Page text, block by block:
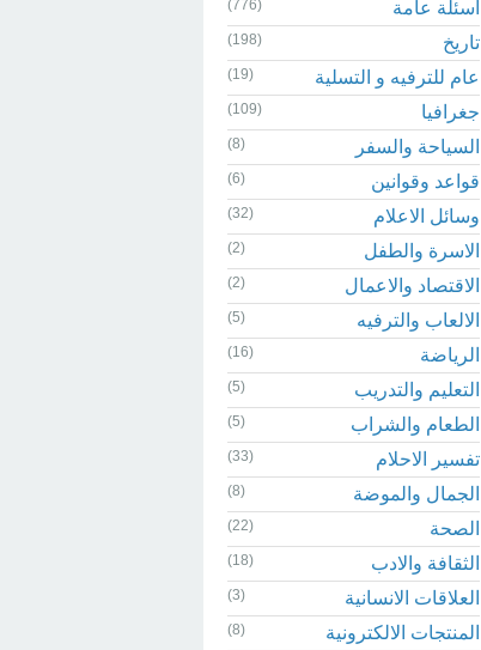
أسئلة عامة (776)
تاريخ (198)
عام للترفيه و التسلية (19)
جغرافيا (109)
السياحة والسفر (8)
قواعد وقوانين (6)
وسائل الاعلام (32)
الاسرة والطفل (2)
الاقتصاد والاعمال (2)
الالعاب والترفيه (5)
الرياضة (16)
التعليم والتدريب (5)
الطعام والشراب (5)
تفسير الاحلام (33)
الجمال والموضة (8)
الصحة (22)
الثقافة والادب (18)
العلاقات الانسانية (3)
المنتجات الالكترونية (8)